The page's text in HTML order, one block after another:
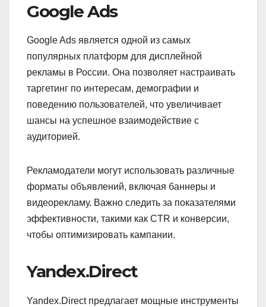
Google Ads
Google Ads является одной из самых
популярных платформ для дисплейной
рекламы в России. Она позволяет настраивать
таргетинг по интересам, демографии и
поведению пользователей, что увеличивает
шансы на успешное взаимодействие с
аудиторией.
Рекламодатели могут использовать различные
форматы объявлений, включая баннеры и
видеорекламу. Важно следить за показателями
эффективности, такими как CTR и конверсии,
чтобы оптимизировать кампании.
Yandex.Direct
Yandex.Direct предлагает мощные инструменты